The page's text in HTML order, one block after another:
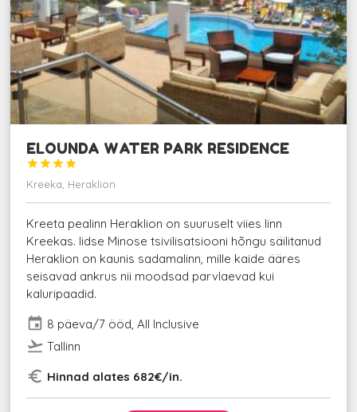
ELOUNDA WATER PARK RESIDENCE




Kreeka, Heraklion
Kreeta pealinn Heraklion on suuruselt viies linn
Kreekas. Iidse Minose tsivilisatsiooni hõngu säilitanud
Heraklion on kaunis sadamalinn, mille kaide ääres
seisavad ankrus nii moodsad parvlaevad kui
kaluripaadid.
event 8 päeva/7 ööd, All Inclusive
flight_takeoff Tallinn
euro_symbol Hinnad alates 682€/in.